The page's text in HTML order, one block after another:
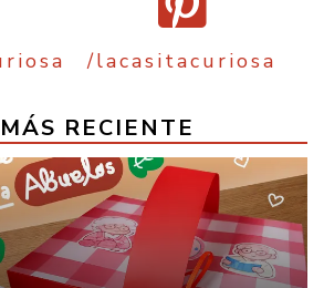
/lacasitacuriosa
RECIENTE